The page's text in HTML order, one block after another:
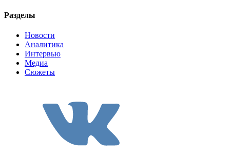
Разделы
Новости
Аналитика
Интервью
Медиа
Сюжеты